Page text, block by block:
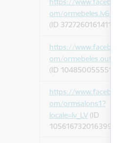
om/ormebeles.lv&nbsp
(ID 372726016141194)
https://www.facebook.c
om/ormebeles.outlet
(ID 104850055551146)
https://www.facebook.c
om/ormsalons1?
locale=lv_LV(ID
105616732016399)